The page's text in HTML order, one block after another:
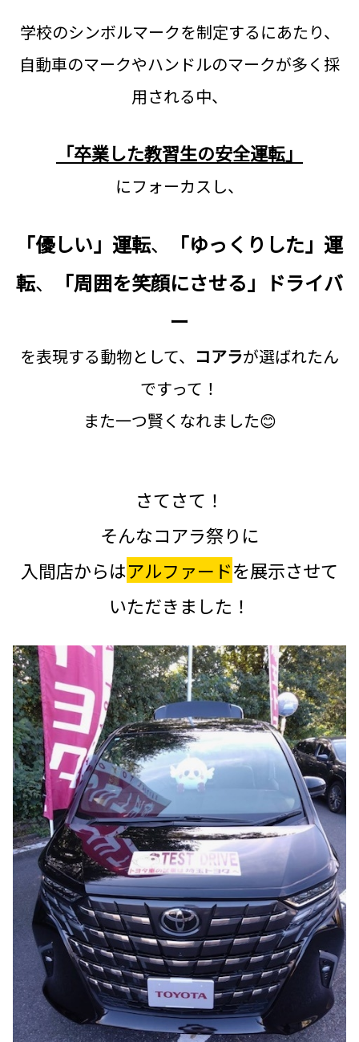
学校のシンボルマークを制定するにあたり、
自動車のマークやハンドルのマークが多く採
用される中、
「卒業した教習生の安全運転」
にフォーカスし、
「優しい」運転、
「ゆっくりした」運
転、
「周囲を笑顔にさせる」ドライバ
ー
を表現する動物として、 コアラが選ばれたん
ですって！
また一つ賢くなれました😊
さてさて！
そんなコアラ祭りに
入間店からはアルファードを展示させて
いただきました！